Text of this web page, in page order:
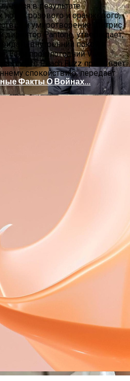
Зимняя Обувь: 5 Стильных
В Очереди
Факты О Войнах…
Охота На Ведьм В
Как Проходил Салемский
в результате
розового и оранжевого,
и умиротворение. Литрис
директор Pantone, утверждает,
внутренний покой в
Если прошлогодний Viva
то Peach Fuzz призывает
спокойствию, передает